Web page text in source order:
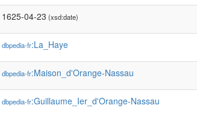
1625-04-23 (xsd:date)
dbpedia-fr:La_Haye
dbpedia-fr:Maison_d'Orange-Nassau
dbpedia-fr:Guillaume_Ier_d'Orange-Nassau